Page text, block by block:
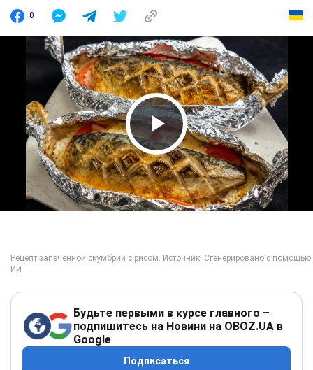
0
Play Video
Будьте первыми в курсе главного –
подпишитесь на Новини на OBOZ.UA в
Google
Подписаться